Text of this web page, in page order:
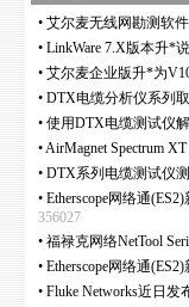
• 艾尔麦无线网勘测软
• LinkWare 7.X版本升*
• 艾尔麦企业版升*为
• DTX电缆分析仪系列
• 使用DTX电缆测试仪
•AirMagnet Spectrum
• DTX系列电缆测试仪
• Etherscope网络通
356027
• 福禄克网络NetTool
• Etherscope网络通
• Fluke Networks近日